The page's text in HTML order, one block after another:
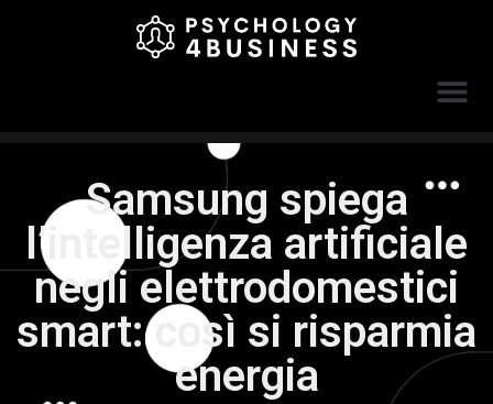
Samsung spiega
l’intelligenza artificiale
negli elettrodomestici
smart: così si risparmia
energia